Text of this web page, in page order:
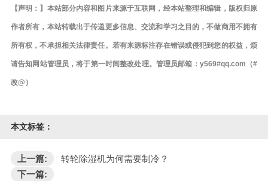
【声明：】本站部分内容和图片来源于互联网，经本站整理和编辑，版权归原
作者所有，本站转载出于传递更多信息、交流和学习之目的，不做商用不拥有
所有权，不承担相关法律责任。若有来源标注存在错误或侵犯到您的权益，烦
请告知网站管理员，将于第一时间整改处理。管理员邮箱：y569#qq.com（#
改@）
本文标签：
上一篇:
转轮除湿机为何需要制冷？
下一篇: